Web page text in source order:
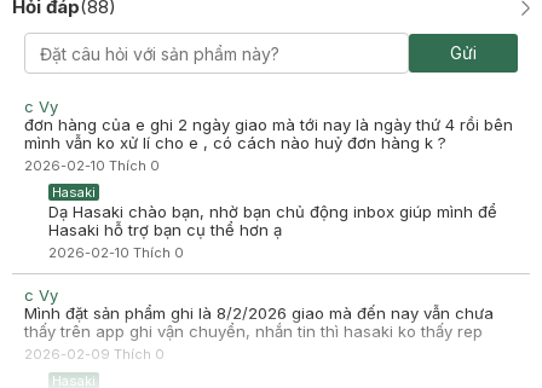
Hỏi đáp(88)
Gửi
c Vy
đơn hàng của e ghi 2 ngày giao mà tới nay là ngày thứ 4 rồi bên
mình vẫn ko xử lí cho e , có cách nào huỷ đơn hàng k ?
2026-02-10 Thích 0
Hasaki
Dạ Hasaki chào bạn, nhờ bạn chủ động inbox giúp mình để
Hasaki hỗ trợ bạn cụ thể hơn ạ
2026-02-10 Thích 0
c Vy
Mình đặt sản phẩm ghi là 8/2/2026 giao mà đến nay vẫn chưa
thấy trên app ghi vận chuyển, nhắn tin thì hasaki ko thấy rep
2026-02-09 Thích 0
Hasaki